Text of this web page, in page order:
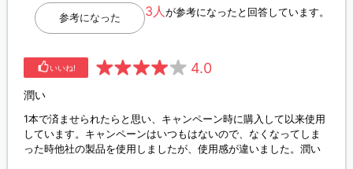
3人 が参考になったと回答しています。
参考になった
いいね! 4.0
潤い
1本で済ませられたらと思い、キャンペーン時に購入して以来使用
しています。キャンペーンはいつもはないので、なくなってしま
った時他社の製品を使用しましたが、使用感が違いました。潤い